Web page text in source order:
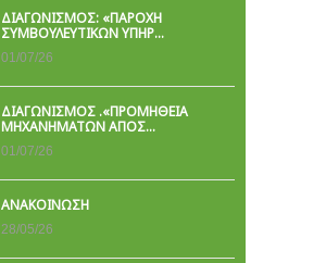
ΔΙΑΓΩΝΙΣΜΟΣ: «ΠΑΡΟΧΉ
ΣΥΜΒΟΥΛΕΥΤΙΚΏΝ ΥΠΗΡ…
01/07/26
ΔΙΑΓΩΝΙΣΜΟΣ .«ΠΡΟΜΗΘΕΙΑ
ΜΗΧΑΝΗΜΑΤΩΝ ΑΠΟΣ…
01/07/26
ΑΝΑΚΟΙΝΩΣΗ
28/05/26